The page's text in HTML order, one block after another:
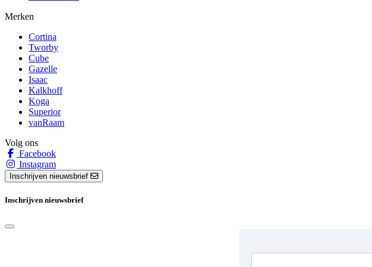
Merken
Cortina
Tworby
Cube
Gazelle
Isaac
Kalkhoff
Koga
Superior
vanRaam
Volg ons
Facebook
Instagram
Inschrijven nieuwsbrief
Inschrijven nieuwsbrief